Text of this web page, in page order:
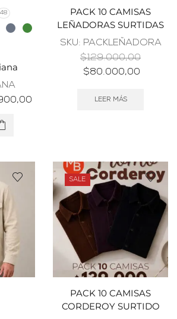
48
PACK 10 CAMISAS
LEÑADORAS SURTIDAS
SKU: PACKLEÑADORA
$129.000,00
$80.000,00
LEER MÁS
SALE
PACK 10 CAMISAS
CORDEROY SURTIDO